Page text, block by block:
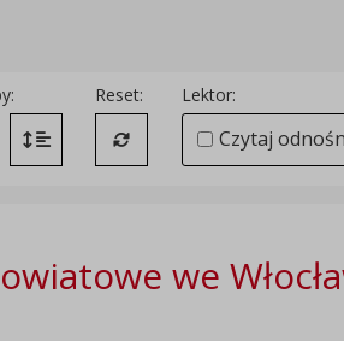
odstęp między literami
Zmień interlinię i margines między
Reset:
Przywróć ustawienia
Lektor:
Czytaj
we